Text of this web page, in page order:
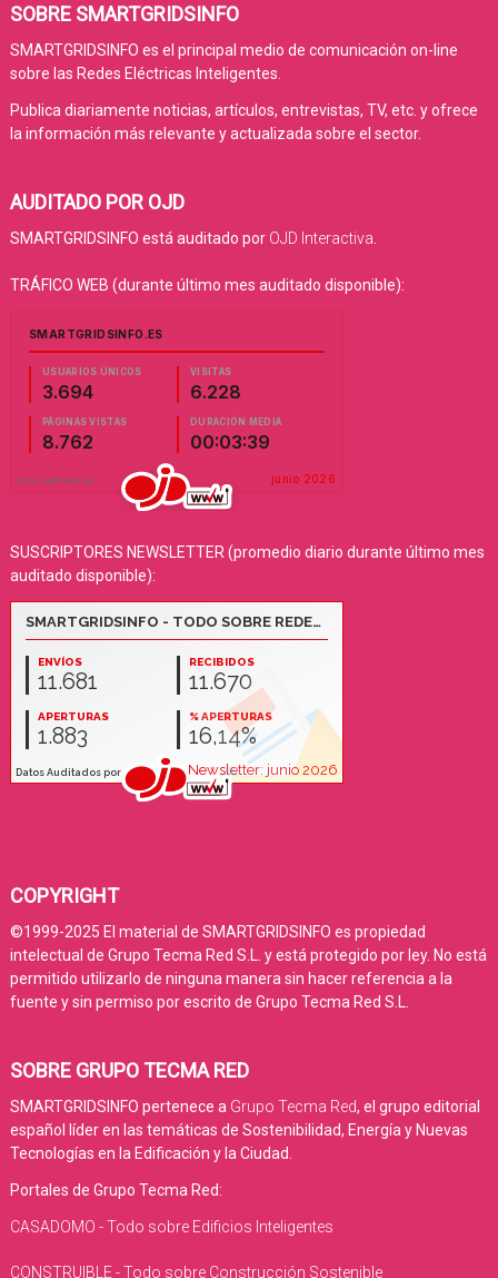
SOBRE SMARTGRIDSINFO
SMARTGRIDSINFO es el principal medio de comunicación on-line
sobre las Redes Eléctricas Inteligentes.
Publica diariamente noticias, artículos, entrevistas, TV, etc. y ofrece
la información más relevante y actualizada sobre el sector.
AUDITADO POR OJD
SMARTGRIDSINFO está auditado por OJD Interactiva
TRÁFICO WEB (durante último mes auditado disponible):
SUSCRIPTORES NEWSLETTER (promedio diario durante último mes
auditado disponible):
COPYRIGHT
©1999-2025 El material de SMARTGRIDSINFO es propiedad
intelectual de Grupo Tecma Red S.L. y está protegido por ley. No está
permitido utilizarlo de ninguna manera sin hacer referencia a la
fuente y sin permiso por escrito de Grupo Tecma Red S.L.
SOBRE GRUPO TECMA RED
SMARTGRIDSINFO pertenece a Grupo Tecma Red, el grupo editorial
español líder en las temáticas de Sostenibilidad, Energía y Nuevas
Tecnologías en la Edificación y la Ciudad.
Portales de Grupo Tecma Red:
CASADOMO - Todo sobre Edificios Inteligentes
CONSTRUIBLE - Todo sobre Construcción Sostenible